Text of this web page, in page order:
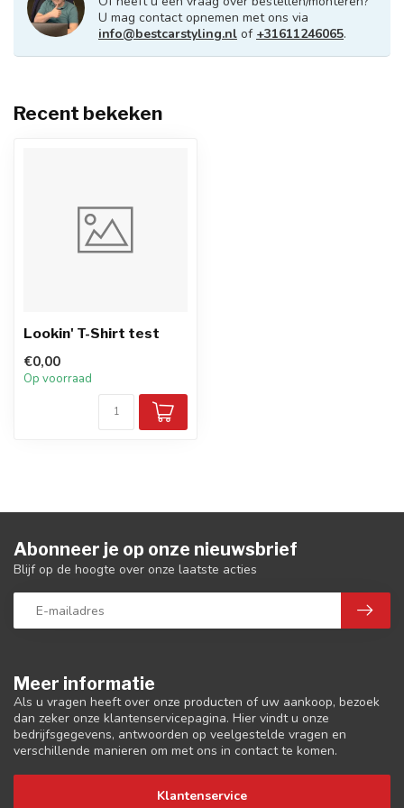
U mag contact opnemen met ons via
info@bestcarstyling.nl of +31611246065.
Recent bekeken
Lookin' T-Shirt test
€0,00
Op voorraad
Meer informatie
Als u vragen heeft over onze producten of uw aankoop, bezoek
dan zeker onze klantenservicepagina. Hier vindt u onze
bedrijfsgegevens, antwoorden op veelgestelde vragen en
verschillende manieren om met ons in contact te komen.
Klantenservice
Abonneer je op onze nieuwsbrief
Blijf op de hoogte over onze laatste acties